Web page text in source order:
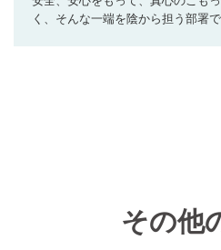
く、そんな一端を陰から担う部署で
その他